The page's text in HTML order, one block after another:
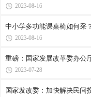
2023-08-16
中小学多功能课桌椅如何采
2023-08-16
重磅：国家发展改革委办公
2023-07-28
国家发改委：加快解决民间